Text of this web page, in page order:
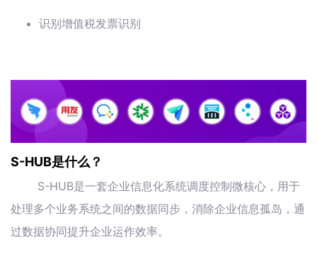
识别增值税发票识别
S-HUB是什么？
S-HUB是一套企业信息化系统调度控制微核心，用于
处理多个业务系统之间的数据同步，消除企业信息孤岛，通
过数据协同提升企业运作效率。